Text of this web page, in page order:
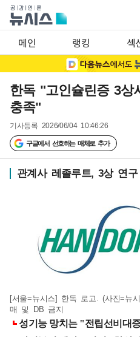
메인 랭킹 섹
한독 "고인슐린증 3상
충족"
기사등록 2026/06/04 10:46:26
구글에서 선호하는 매체로 추가
관계사 레졸루트, 3상 연
[서울=뉴시스] 한독 로고. (사진=뉴
매 및 DB 금지